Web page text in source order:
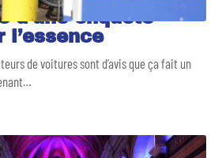
d’une enquête
l’essence
de voitures sont d’avis que ça fait un
…